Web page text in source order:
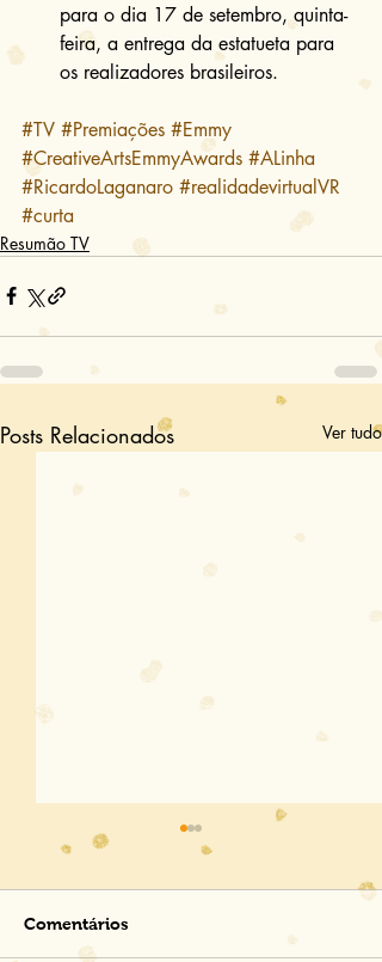
para o dia 17 de setembro, quinta-
feira, a entrega da estatueta para
os realizadores brasileiros.
#TV #Premiações #Emmy
#CreativeArtsEmmyAwards #ALinha
#RicardoLaganaro #realidadevirtualVR
#curta
Resumão TV
Posts Relacionados Ver tudo
Comentários